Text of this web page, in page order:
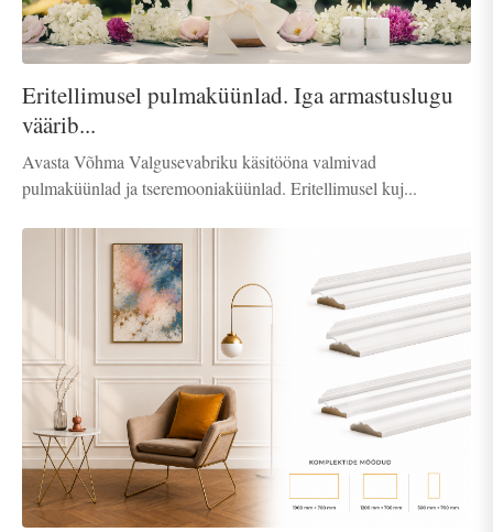
Eritellimusel pulmaküünlad. Iga armastuslugu
väärib...
Avasta Võhma Valgusevabriku käsitööna valmivad
pulmaküünlad ja tseremooniaküünlad. Eritellimusel kuj...